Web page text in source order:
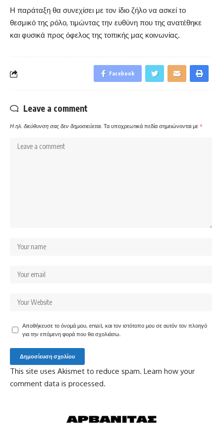
Η παράταξη θα συνεχίσει με τον ίδιο ζήλο να ασκεί το
θεσμικό της ρόλο, τιμώντας την ευθύνη που της ανατέθηκε
και φυσικά προς όφελος της τοπικής μας κοινωνίας.
Facebook
Leave a comment
Η ηλ. διεύθυνση σας δεν δημοσιεύεται. Τα υποχρεωτικά πεδία σημειώνονται με *
Αποθήκευσε το όνομά μου, email, και τον ιστότοπο μου σε αυτόν τον πλοηγό
για την επόμενη φορά που θα σχολιάσω.
This site uses Akismet to reduce spam. Learn how your
comment data is processed.